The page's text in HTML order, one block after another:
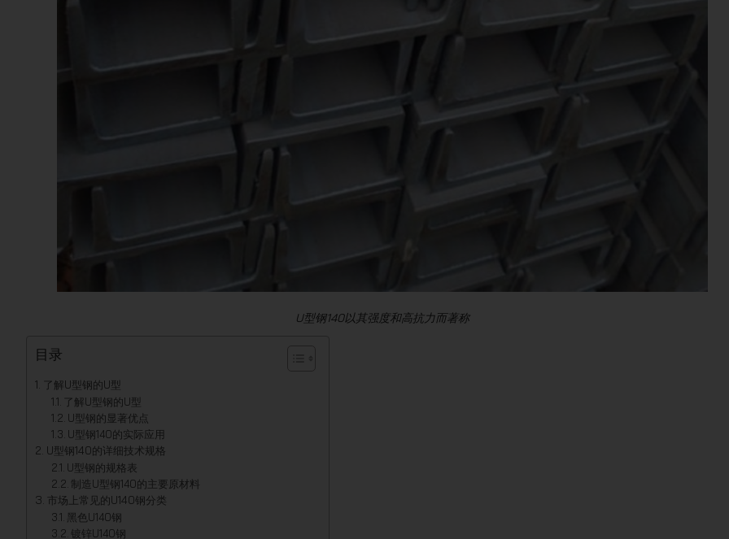
U型钢140以其强度和高抗力而著称
目录
了解U型钢的U型
了解U型钢的U型
U型钢的显著优点
U型钢140的实际应用
U型钢140的详细技术规格
U型钢的规格表
制造U型钢140的主要原材料
市场上常见的U140钢分类
黑色U140钢
镀锌U140钢